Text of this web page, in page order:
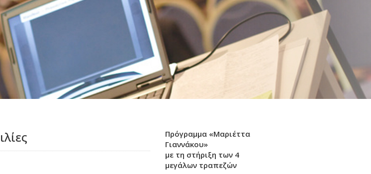
Πρόγραμμα «Μαριέττα
Γιαννάκου»
με τη στήριξη των 4
μεγάλων τραπεζών